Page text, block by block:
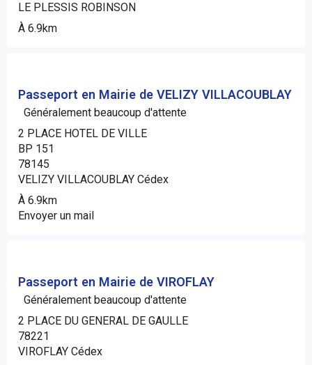
LE PLESSIS ROBINSON
À 6.9km
Passeport en Mairie de VELIZY VILLACOUBLAY
Généralement beaucoup d'attente
2 PLACE HOTEL DE VILLE
BP 151
78145
VELIZY VILLACOUBLAY Cédex
À 6.9km
Envoyer un mail
Passeport en Mairie de VIROFLAY
Généralement beaucoup d'attente
2 PLACE DU GENERAL DE GAULLE
78221
VIROFLAY Cédex